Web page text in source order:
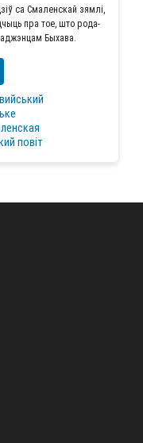
са Сма­лен­скай зям­лі,
пра тое, што рода­
Быхава.
повіт